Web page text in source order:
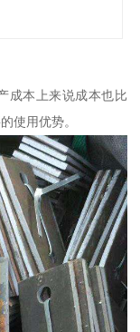
成本上来说成本也比
使用优势。